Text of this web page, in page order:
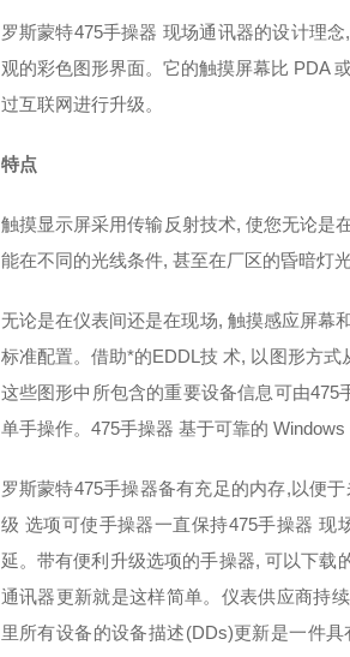
罗斯蒙特475手操器 现场通讯器的设计理
观的彩色图形界面。它的触摸屏幕比 PDA
过互联网进行升级。
特点
触摸显示屏采用传输反射技术, 使您无论是
能在不同的光线条件, 甚至在厂区的昏暗灯
无论是在仪表间还是在现场, 触摸感应屏幕
标准配置。借助*的EDDL技 术, 以图形方
这些图形中所包含的重要设备信息可由
单手操作。475手操器 基于可靠的 Windows
罗斯蒙特475手操器备有充足的内存,以便
级 选项可使手操器一直保持475手操器 现
延。带有便利升级选项的手操器, 可以下载
通讯器更新就是这样简单。仪表供应商持
里所有设备的设备描述(DDs)更新是一件